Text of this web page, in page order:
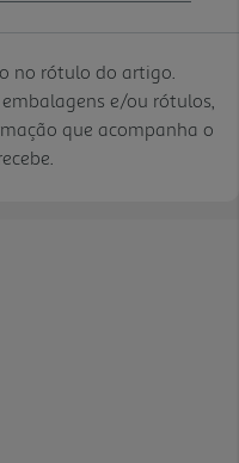
no rótulo do artigo.
e/ou rótulos,
que acompanha o